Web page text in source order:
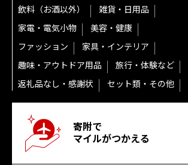
飲料（お酒以外）
雑貨・日用品
家電・電気小物
美容・健康
ファッション
家具・インテリア
趣味・アウトドア用品
旅行・体験など
返礼品なし・感謝状
セット類・その他
寄附で
マイルがつかえる